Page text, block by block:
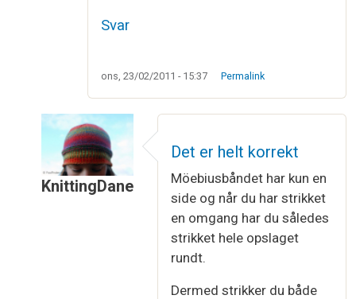
Svar
ons, 23/02/2011 - 15:37 Permalink
KnittingDane
afConnie Nielsen
Det er helt korrekt
Möebiusbåndet har kun en
side og når du har strikket
en omgang har du således
strikket hele opslaget
rundt.
Dermed strikker du både